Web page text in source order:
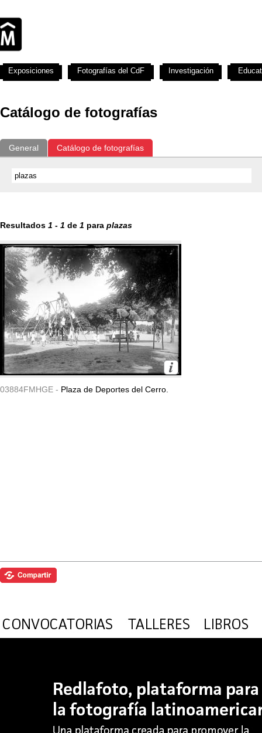
Catálogo de fotografías
General Catálogo de fotografías
Resultados 1 - 1 de 1 para plazas
03884FMHGE - Plaza de Deportes del Cerro.
Exposiciones Fotografías del CdF Investigación